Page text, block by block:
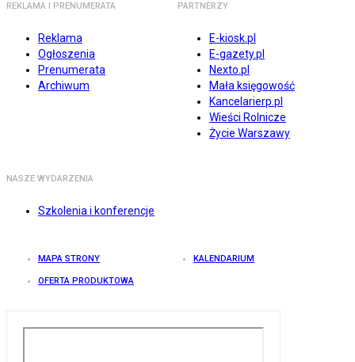
REKLAMA I PRENUMERATA
Reklama
Ogłoszenia
Prenumerata
Archiwum
PARTNERZY
E-kiosk.pl
E-gazety.pl
Nexto.pl
Mała księgowość
Kancelarierp.pl
Wieści Rolnicze
Życie Warszawy
NASZE WYDARZENIA
Szkolenia i konferencje
MAPA STRONY KALENDARIUM
OFERTA PRODUKTOWA